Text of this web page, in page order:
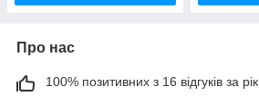
Про нас
100% позитивних з 16 відгуків за рік